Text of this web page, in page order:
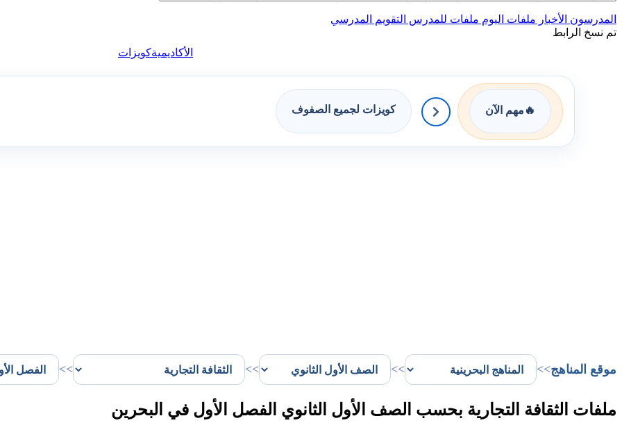
المدرسون الأخبار ملفات اليوم ملفات للمدرس التقويم المدرسي
تم نسخ الرابط
الأكاديميةكويزات
🔥 مهم الآن كويزات لجميع الصفوف
موقع المناهج>>
>>
>>
>>
ملفات الثقافة التجارية بحسب الصف الأول الثانوي الفصل الأول في البحرين